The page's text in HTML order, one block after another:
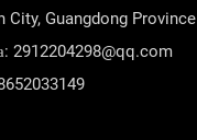
City, Guangdong Province
2912204298@qq.com